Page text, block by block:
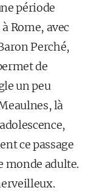
période
Rome, avec
Perché,
de
un peu
là
ce passage
monde adulte.